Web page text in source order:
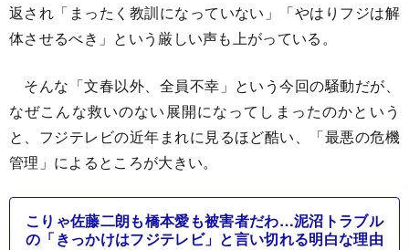
返され「まったく教訓になっていない」「やはりフジは解
体させるべき」という厳しい声も上がっている。
そんな「文春以外、全員不幸」という今回の騒動だが、
なぜこんな救いのない展開になってしまったのかという
と、フジテレビの近年まれに見るほど酷い、「最悪の危機
管理」によるところが大きい。
こりゃ佐藤二朗も橋本愛も被害者だわ…泥沼トラブル
の「きっかけはフジテレビ」と言い切れる明白な理由